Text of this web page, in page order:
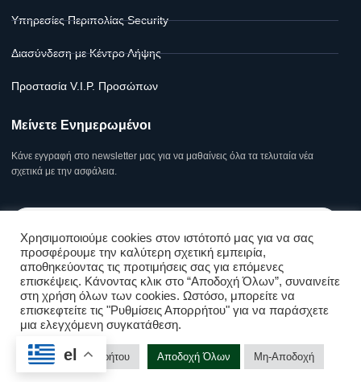
Υπηρεσίες Περιπολίας Security
Διασύνδεση με Κέντρο Λήψης
Προστασία V.I.P. Προσώπων
Μείνετε Ενημερωμένοι
Κάνε εγγραφή στο newsletter μας για να μαθαίνεις όλα τα τελυταία νέα
σχετικά με την ασφάλεια.
Υποβολή
Όροι Χρήσης Σελίδας & Πολιτική Απορρήτου
Copyright © Kolossos Security 2025
Χρησιμοποιούμε cookies στον ιστότοπό μας για να σας
προσφέρουμε την καλύτερη σχετική εμπειρία,
αποθηκεύοντας τις προτιμήσεις σας για επόμενες
επισκέψεις. Κάνοντας κλικ στο “Αποδοχή Όλων”, συναινείτε
στη χρήση όλων των cookies. Ωστόσο, μπορείτε να
επισκεφτείτε τις "Ρυθμίσεις Απορρήτου" για να παράσχετε
μια ελεγχόμενη συγκατάθεση.
Ρυθμίσεις Απορρήτου Αποδοχή Όλων Μη-Αποδοχή
el
Επικοινωνήστε μαζί μας!